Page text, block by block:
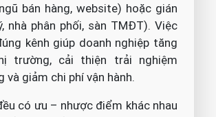
bán hàng, website) hoặc gián
nhà phân phối, sàn TMĐT). Việc
kênh giúp doanh nghiệp tăng
trường, cải thiện trải nghiệm
và giảm chi phí vận hành.
có ưu – nhược điểm khác nhau